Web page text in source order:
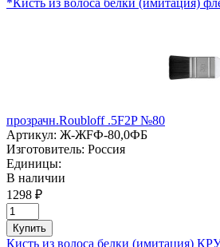
прозрачн.Roubloff .5F2P №80
Артикул: Ж-ЖFФ-80,0ФБ
Изготовитель: Россия
Единицы:
В наличии
1298 ₽
Купить
Кисть из волоса белки (имитация)